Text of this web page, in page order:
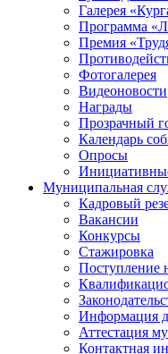
Галерея
Программа
Премия
Фотогалерея
Видеоновости
Награды
Прозрачный
Календарь
Опросы
Муниципальная
Кадровый
Вакансии
Конкурсы
Стажировка
Поступление
Информация
Аттестация
Контактная